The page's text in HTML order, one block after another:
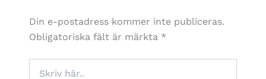
Din e-postadress kommer inte publiceras.
Obligatoriska fält är märkta *
här..